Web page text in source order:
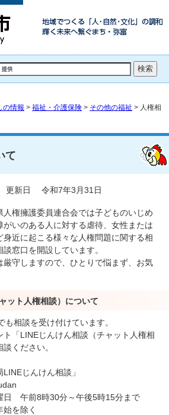
の情報 > 福祉・介護保険 > その他の福祉 > 人権相
て
更新日 令和7年3月31日
権擁護委員連合会では子どものいじめ
いのある人に対する虐待、女性または
近に起こる様々な人権問題に関する相
窓口を開設しています。
守しますので、ひとりで悩まず、お気
ット人権相談）について
相談を受け付けています。
「LINEじんけん相談（チャット人権相
ください。
じんけん相談」
日 午前8時30分～午後5時15分まで
除く